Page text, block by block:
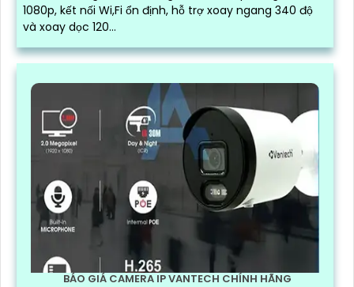
1080p, kết nối Wi,Fi ổn định, hỗ trợ xoay ngang 340 độ
và xoay dọc 120...
BÁO GIÁ CAMERA IP VANTECH CHÍNH HÃNG